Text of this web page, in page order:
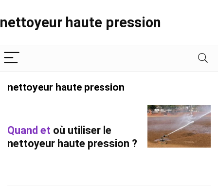
nettoyeur haute pression
nettoyeur haute pression
Quand et où utiliser le
nettoyeur haute pression ?